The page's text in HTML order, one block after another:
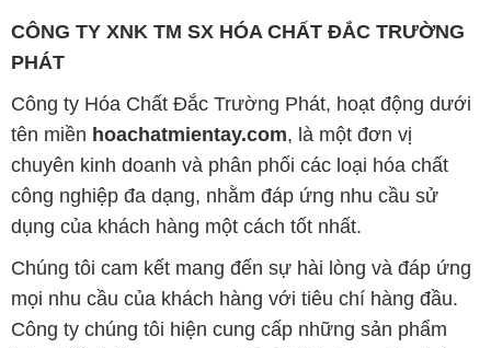
CÔNG TY XNK TM SX HÓA CHẤT ĐẮC TRƯỜNG
PHÁT
Công ty Hóa Chất Đắc Trường Phát, hoạt động dưới
tên miền hoachatmientay.com, là một đơn vị
chuyên kinh doanh và phân phối các loại hóa chất
công nghiệp đa dạng, nhằm đáp ứng nhu cầu sử
dụng của khách hàng một cách tốt nhất.
Chúng tôi cam kết mang đến sự hài lòng và đáp ứng
mọi nhu cầu của khách hàng với tiêu chí hàng đầu.
Công ty chúng tôi hiện cung cấp những sản phẩm